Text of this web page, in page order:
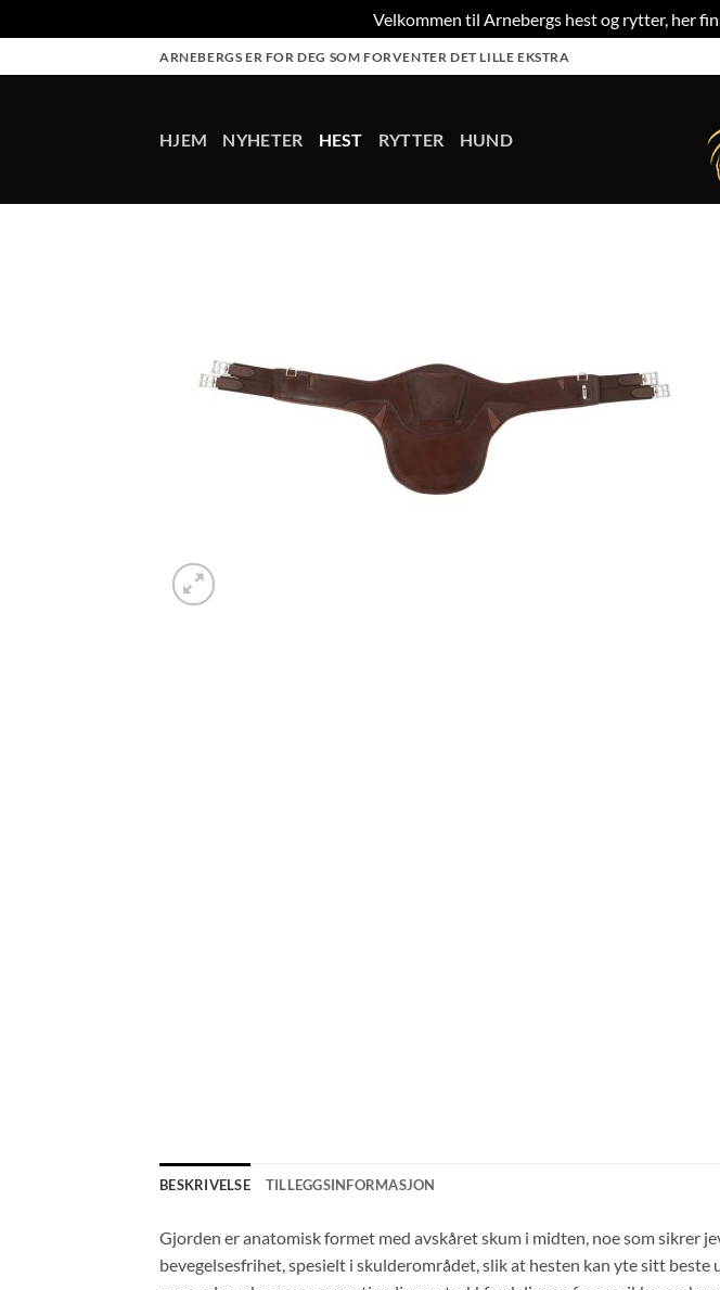
Velkommen til Arnebergs hest og rytter, her
to
ARNEBERGS ER FOR DEG SOM FORVENTER DET LILLE EKSTRA
HJEM NYHETER HEST RYTTER HUND
BESKRIVELSE TILLEGGSINFORMASJON
Gjorden er anatomisk formet med avskåret skum i midten, noe som
bevegelsesfrihet, spesielt i skulderområdet, slik at hesten kan yte sitt